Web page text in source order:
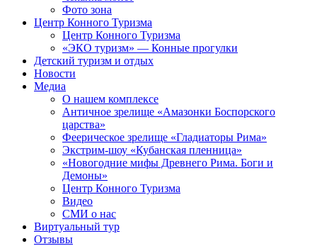
Фото зона
Центр Конного Туризма
Центр Конного Туризма
«ЭКО туризм» — Конные прогулки
Детский туризм и отдых
Новости
Медиа
О нашем комплексе
Античное зрелище «Амазонки Боспорского
царства»
Феерическое зрелище «Гладиаторы Рима»
Экстрим-шоу «Кубанская пленница»
«Новогодние мифы Древнего Рима. Боги и
Демоны»
Центр Конного Туризма
Видео
СМИ о нас
Виртуальный тур
Отзывы